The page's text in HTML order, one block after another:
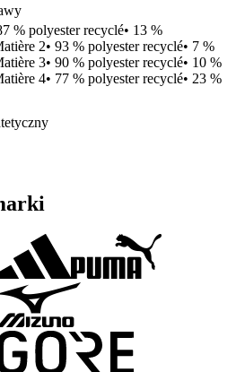
% polyester recyclé• 13 %
2• 93 % polyester recyclé• 7 %
3• 90 % polyester recyclé• 10 %
4• 77 % polyester recyclé• 23 %